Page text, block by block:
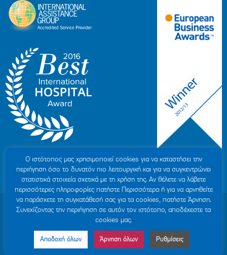
© 2007-2026 HYGEIA S.M.S.A.
ΓΕΜΗ: 000279901000
Personal Data Protection Policy
Terms of Use
Sitemap | Made by minoanDesign
Ο ιστότοπoς μας χρησιμοποιεί cookies για να καταστήσει την
περιήγηση όσο το δυνατόν πιο λειτουργική και για να συγκεντρώνει
στατιστικά στοιχεία σχετικά με τη χρήση της. Αν θέλετε να λάβετε
περισσότερες πληροφορίες πατήστε Περισσότερα ή για να αρνηθείτε
να παράσχετε τη συγκατάθεσή σας για τα cookies, πατήστε Άρνηση.
Συνεχίζοντας την περιήγηση σε αυτόν τον ιστότοπο, αποδέχεστε τα
cookies μας.
Αποδοχή όλων Άρνηση όλων Ρυθμίσεις